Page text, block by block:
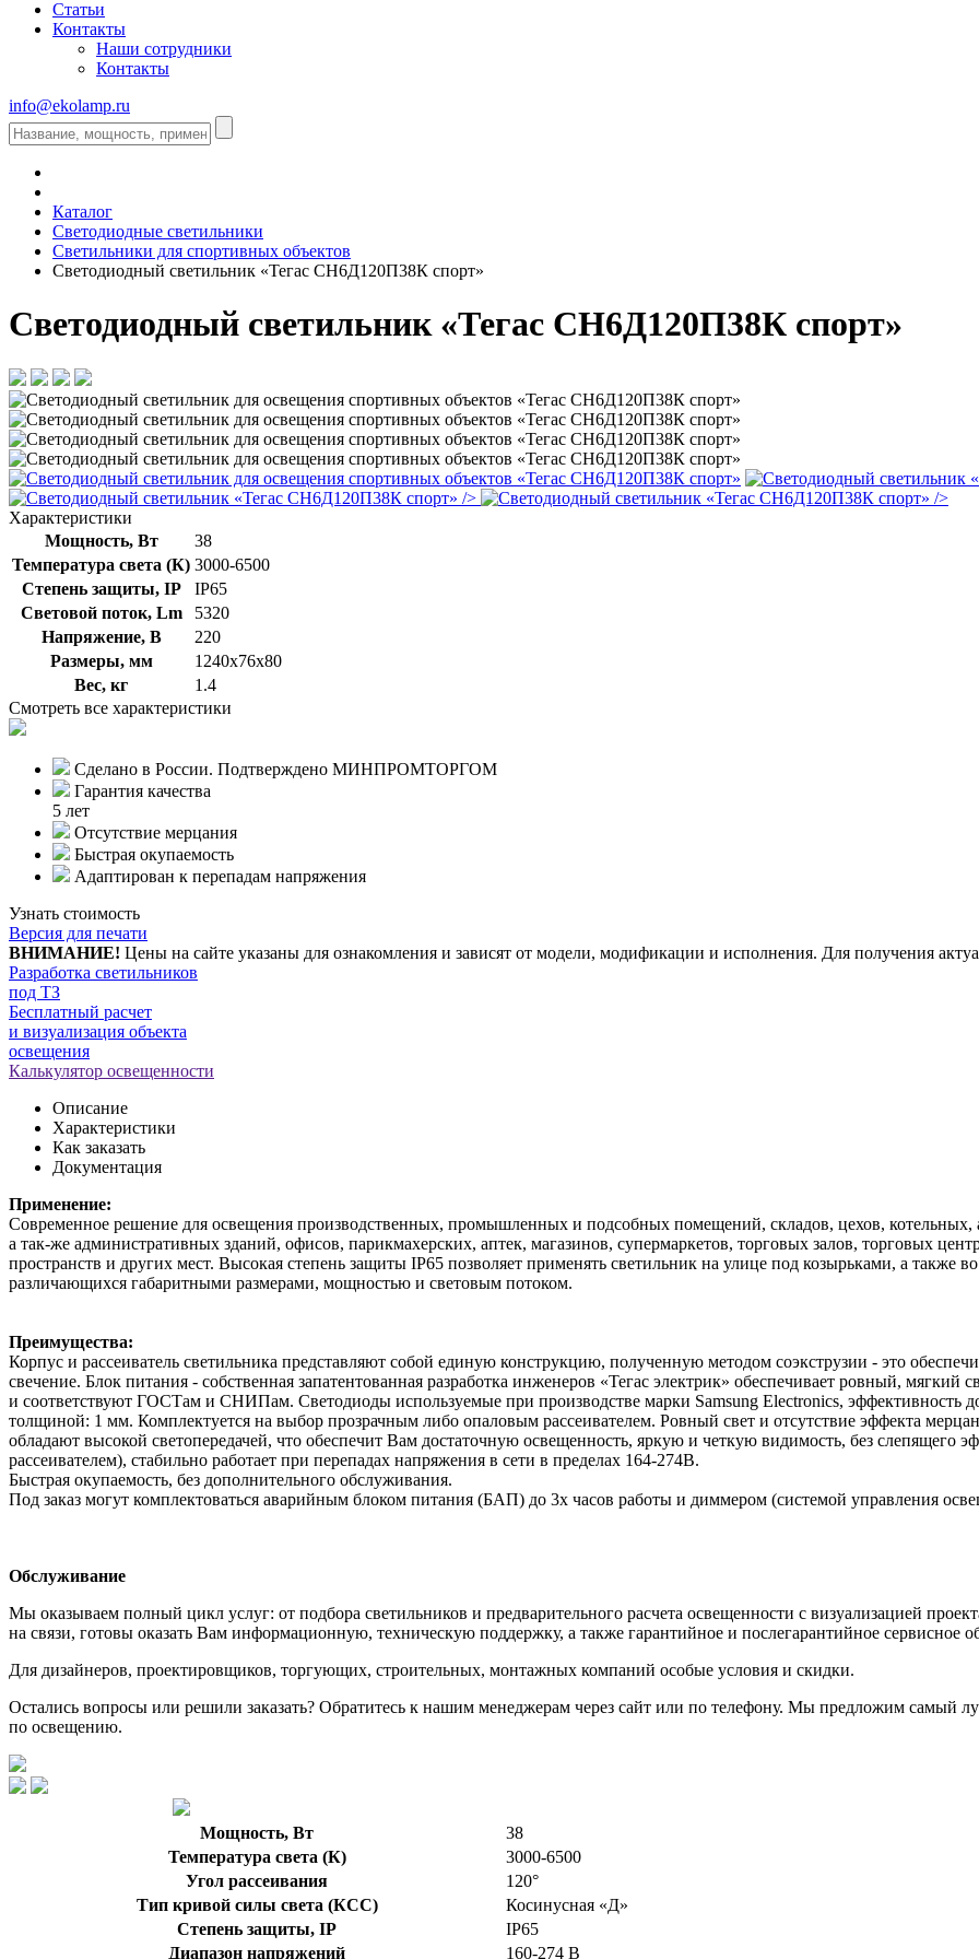
Статьи
Контакты
Наши сотрудники
Контакты
info@ekolamp.ru
Каталог
Светодиодные светильники
Светильники для спортивных объектов
Светодиодный светильник «Тегас СН6Д120П38К спорт»
Светодиодный светильник «Тегас СН6Д120П38К спорт»
/>
/>
Характеристики
Мощность, Вт
38
Температура света (К) 3000-6500
Степень защиты, IP
IP65
Световой поток, Lm
5320
Напряжение, В
220
Размеры, мм
1240х76х80
Вес, кг
1.4
Смотреть все характеристики
Сделано в России. Подтверждено МИНПРОМТОРГОМ
Гарантия качества
5 лет
Отсутствие мерцания
Быстрая окупаемость
Адаптирован к перепадам напряжения
Узнать стоимость
Версия для печати
ВНИМАНИЕ! Цены на сайте указаны для ознакомления и зависят от модели, модификации и исполнения. Для получения
Разработка светильников
под ТЗ
Бесплатный расчет
и визуализация объекта
освещения
Калькулятор освещенности
Описание
Характеристики
Как заказать
Документация
Применение:
Современное решение для освещения производственных, промышленных и подсобных помещений, складов, цехов,
а так-же административных зданий, офисов, парикмахерских, аптек, магазинов, супермаркетов, торговых залов, торговых
пространств и других мест. Высокая степень защиты IP65 позволяет применять светильник на улице под козырьками, а
различающихся габаритными размерами, мощностью и световым потоком.
Преимущества:
Корпус и рассеиватель светильника представляют собой единую конструкцию, полученную методом соэкструзии - это
свечение. Блок питания - собственная запатентованная разработка инженеров «Тегас электрик» обеспечивает ровный,
и соответствуют ГОСТам и СНИПам. Светодиоды используемые при производстве марки Samsung Electronics, эффективность
толщиной: 1 мм. Комплектуется на выбор прозрачным либо опаловым рассеивателем. Ровный свет и отсутствие эффекта
обладают высокой светопередачей, что обеспечит Вам достаточную освещенность, яркую и четкую видимость, без слепящего
рассеивателем), стабильно работает при перепадах напряжения в сети в пределах 164-274В.
Быстрая окупаемость, без дополнительного обслуживания.
Под заказ могут комплектоваться аварийным блоком питания (БАП) до 3х часов работы и диммером (системой управления
Обслуживание
Мы оказываем полный цикл услуг: от подбора светильников и предварительного расчета освещенности с визуализацией
на связи, готовы оказать Вам информационную, техническую поддержку, а также гарантийное и послегарантийное сервисное
Для дизайнеров, проектировщиков, торгующих, строительных, монтажных компаний особые условия и скидки.
Остались вопросы или решили заказать? Обратитесь к нашим менеджерам через сайт или по телефону. Мы предложим самый
по освещению.
Мощность, Вт
38
Температура света (К)
3000-6500
Угол рассеивания
120°
Тип кривой силы света (КСС)
Косинусная «Д»
Степень защиты, IP
IP65
Диапазон напряжений
160-274 В